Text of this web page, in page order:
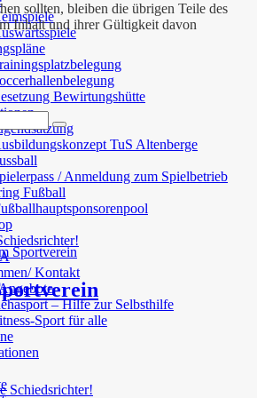
Bewirtungshütte
TuS Altenberge
/ Anmeldung zum Spielbetrieb
Fußball
Kontakt
– Hilfe zur Selbsthilfe
Sport für alle
sollten, bleiben die übrigen Teile des
Inhalt und ihrer Gültigkeit davon